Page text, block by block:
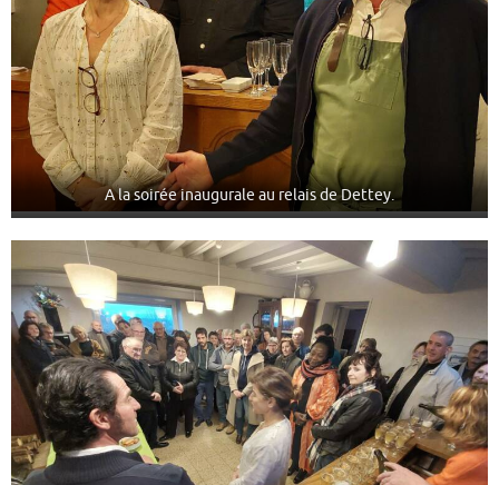
A la soirée inaugurale au relais de Dettey.